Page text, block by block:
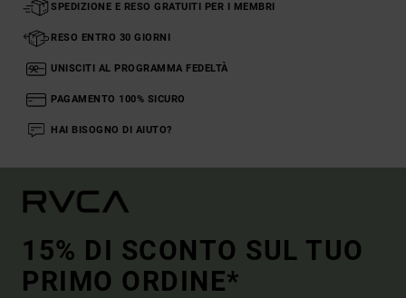
SPEDIZIONE E RESO GRATUITI PER I MEMBRI
RESO ENTRO 30 GIORNI
UNISCITI AL PROGRAMMA FEDELTÀ
PAGAMENTO 100% SICURO
HAI BISOGNO DI AIUTO?
15% DI SCONTO SUL TUO
PRIMO ORDINE*